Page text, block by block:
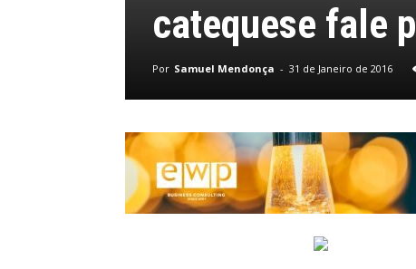
catequese fale
Por Samuel Mendonça - 31 de Janeiro de 2016